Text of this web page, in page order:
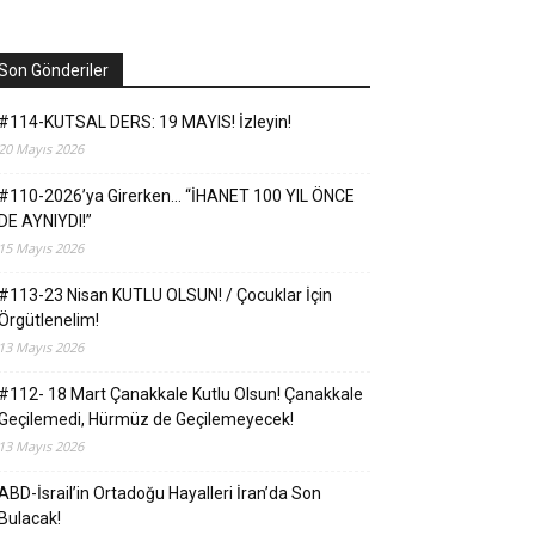
Gönderiler
KUTSAL DERS: 19 MAYIS! İzleyin!
Mayıs 2026
2026’ya Girerken… “İHANET 100 YIL ÖNCE
AYNIYDI!”
Mayıs 2026
23 Nisan KUTLU OLSUN! / Çocuklar İçin
Mayıs 2026
18 Mart Çanakkale Kutlu Olsun! Çanakkale
Hürmüz de Geçilemeyecek!
Mayıs 2026
İsrail’in Ortadoğu Hayalleri İran’da Son